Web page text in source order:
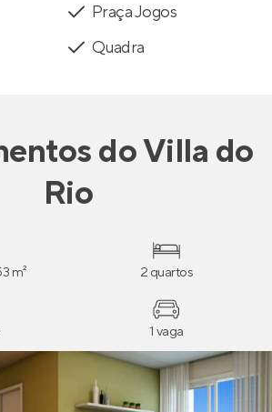
Praça Jogos
Quadra
doVilla do
Rio
m² 2 quartos
1 vaga